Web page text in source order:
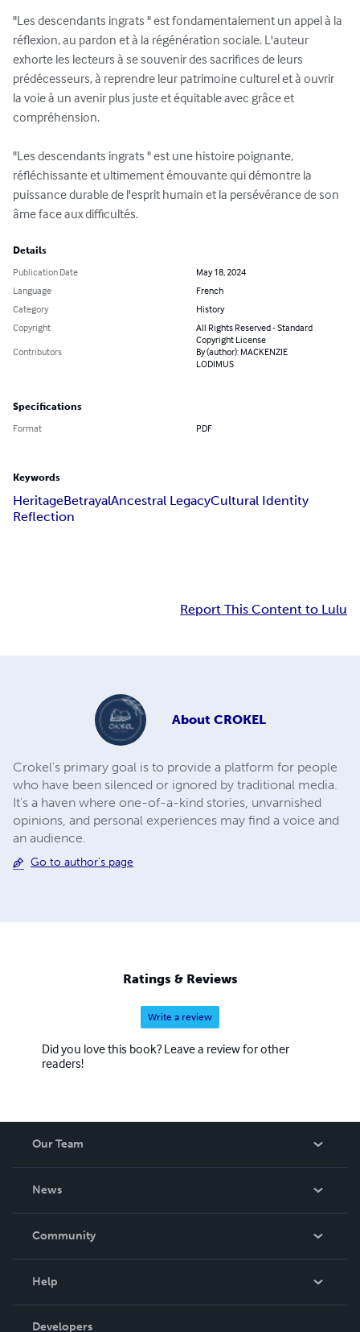
"Les descendants ingrats " est fondamentalement un appel à la
réflexion, au pardon et à la régénération sociale. L'auteur
exhorte les lecteurs à se souvenir des sacrifices de leurs
prédécesseurs, à reprendre leur patrimoine culturel et à ouvrir
la voie à un avenir plus juste et équitable avec grâce et
compréhension.
"Les descendants ingrats " est une histoire poignante,
réfléchissante et ultimement émouvante qui démontre la
puissance durable de l'esprit humain et la persévérance de son
âme face aux difficultés.
Details
Publication Date
May 18, 2024
Language
French
Category
History
Copyright
All Rights Reserved - Standard
Copyright License
Contributors
By (author): MACKENZIE
LODIMUS
Specifications
Format PDF
Keywords
HeritageBetrayalAncestral LegacyCultural Identity
Reflection
Report This Content to Lulu
About CROKEL
Crokel's primary goal is to provide a platform for people
who have been silenced or ignored by traditional media.
It's a haven where one-of-a-kind stories, unvarnished
opinions, and personal experiences may find a voice and
an audience.
Go to author's page
Ratings & Reviews
Write a review
Did you love this book? Leave a review for other
readers!
Our Team
News
In The News
Community
Podcast
Help
Order Lookup
Developers